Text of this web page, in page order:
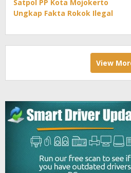
Satpol PP Kota Mojokerto
Ungkap Fakta Rokok Ilegal
View